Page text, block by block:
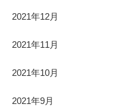
2021年12月
2021年11月
2021年10月
2021年9月